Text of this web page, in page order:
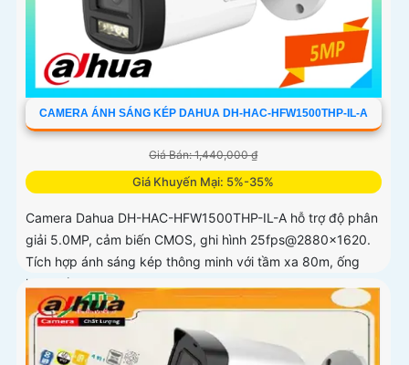
CAMERA ÁNH SÁNG KÉP DAHUA DH-HAC-HFW1500THP-IL-A
Giá Bán: 1,440,000 ₫
Giá Khuyến Mại: 5%-35%
Camera Dahua DH-HAC-HFW1500THP-IL-A hỗ trợ độ phân
giải 5.0MP, cảm biến CMOS, ghi hình 25fps@2880×1620.
Tích hợp ánh sáng kép thông minh với tầm xa 80m, ống
kính cố định 3. 6mm góc nhìn 90